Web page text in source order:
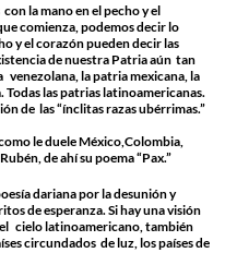
la mano en el pecho y el
comienza, podemos decir lo
y el corazón pueden decir las
de nuestra Patria aún tan
la patria mexicana, la
las patrias latinoamericanas.
de las “ínclitas razas ubérrimas.”
le duele México,Colombia,
de ahí su poema “Pax.”
dariana por la desunión y
de esperanza. Si hay una visión
cielo latinoamericano, también
circundados de luz, los países de